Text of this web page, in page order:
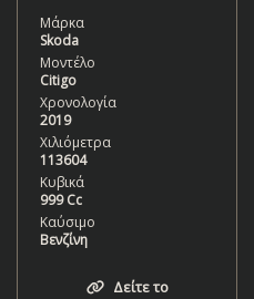
Μάρκα
Skoda
Μοντέλο
Citigo
Χρονολογία
2019
Χιλιόμετρα
113604
Κυβικά
999 Cc
Καύσιμο
Βενζίνη
Δείτε το